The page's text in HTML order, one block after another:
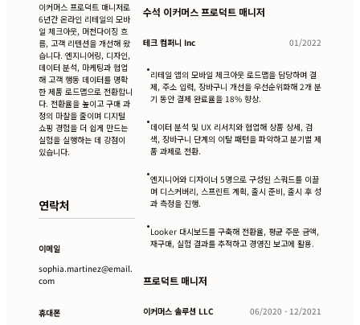
이커머스 프로덕트 매니저로
6년간 온라인 리테일의 모바
일 체크아웃, 머천다이징 흐
름, 고객 리텐션을 개선해 왔
습니다. 엔지니어링, 디자인,
데이터 분석, 마케팅과 협업
해 고객 행동 데이터를 명확
한 제품 로드맵으로 전환합니
다. 전환율을 높이고 구매 과
정의 마찰을 줄이며 디지털
쇼핑 경험을 더 쉽게 만드는
실험을 실행하는 데 강점이
있습니다.
연락처
이메일
sophia.martinez@email.
com
휴대폰
수석 이커머스 프로덕트 매니저
테크 컴퍼니 Inc 01/2022
•리테일 앱의 모바일 체크아웃 로드맵을 담당하며 결
제, 주소 입력, 장바구니 개선을 우선순위화해 2개 분
기 동안 결제 완료율을 18% 향상.
•데이터 분석 및 UX 리서치와 협업해 상품 상세, 검
색, 장바구니 단계의 이탈 패턴을 파악하고 분기별 제
품 과제로 전환.
•엔지니어와 디자이너 5명으로 구성된 스쿼드를 이끌
며 디스커버리, 스프린트 계획, 출시 준비, 출시 후 성
과 측정을 진행.
•Looker 대시보드를 구축해 전환율, 평균 주문 금액,
재구매, 실험 결과를 추적하고 경영진 보고에 활용.
프로덕트 매니저
이커머스 솔루션 LLC 06/2020 - 12/2021